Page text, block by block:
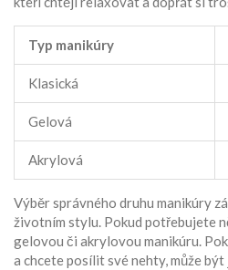
Typ manikúry
Klasická
Gelová
Akrylová
Výběr správného druhu manikúry
životním stylu. Pokud potřebujete
gelovou či akrylovou manikúru.
a chcete posílit své nehty, může